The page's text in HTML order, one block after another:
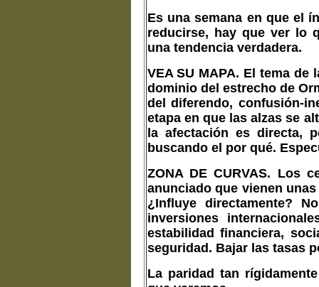
Es una semana en que el
reducirse, hay que ver lo
una tendencia verdadera.
VEA SU MAPA. El tema
dominio del estrecho de
del diferendo, confusión-
etapa en que las alzas se
la afectación es directa,
buscando el por qué.
ZONA DE CURVAS. Los
anunciado que vienen
¿Influye directamente?
inversiones
estabilidad financiera,
seguridad. Bajar las tasas
La paridad tan